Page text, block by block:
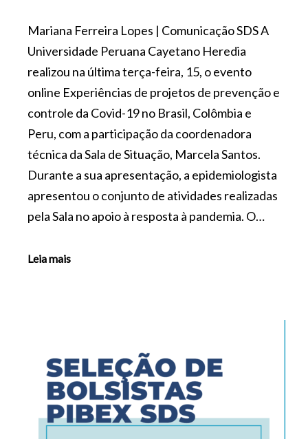
Mariana Ferreira Lopes | Comunicação SDS A
Universidade Peruana Cayetano Heredia
realizou na última terça-feira, 15, o evento
online Experiências de projetos de prevenção e
controle da Covid-19 no Brasil, Colômbia e
Peru, com a participação da coordenadora
técnica da Sala de Situação, Marcela Santos.
Durante a sua apresentação, a epidemiologista
apresentou o conjunto de atividades realizadas
pela Sala no apoio à resposta à pandemia. O…
Leia mais